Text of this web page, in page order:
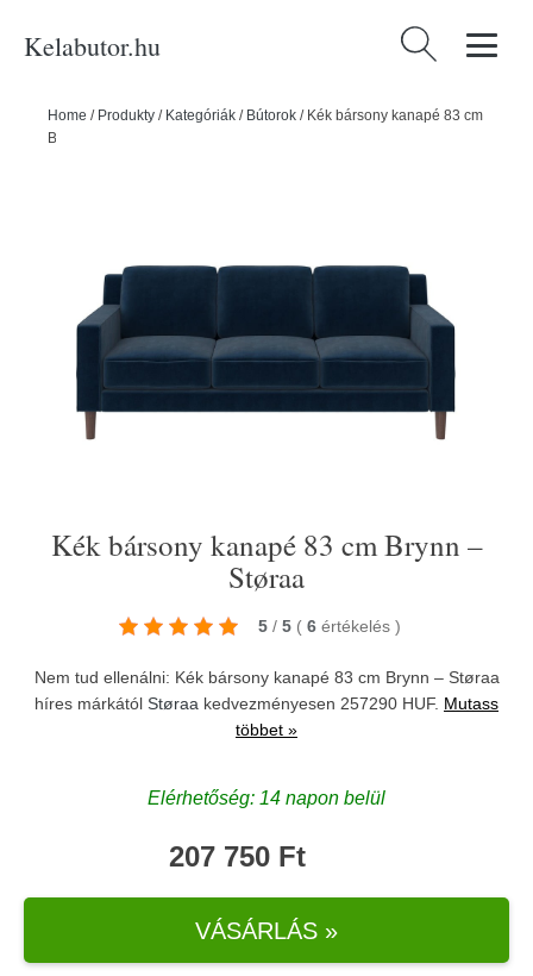
Kelabutor.hu Keresés:
Home / Produkty / Kategóriák / Bútorok / Kék bársony kanapé 83 cm
Brynn – Støraa
Kék bársony kanapé 83 cm Brynn –
Støraa
5 / 5 ( 6 értékelés )
Nem tud ellenálni: Kék bársony kanapé 83 cm Brynn – Støraa
híres márkától Støraa kedvezményesen 257290 HUF. Mutass
többet »
Elérhetőség: 14 napon belül
207 750 Ft
VÁSÁRLÁS »